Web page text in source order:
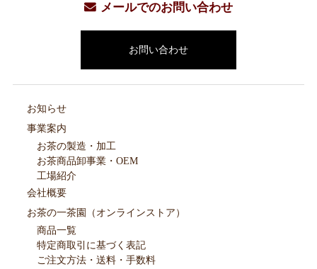
メールでのお問い合わせ
お問い合わせ
お知らせ
事業案内
お茶の製造・加工
お茶商品卸事業・OEM
工場紹介
会社概要
お茶の一茶園（オンラインストア）
商品一覧
特定商取引に基づく表記
ご注文方法・送料・手数料